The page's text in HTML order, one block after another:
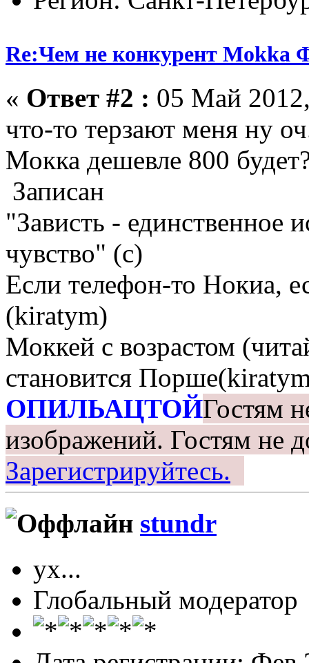
Re:Чем не конкурент Mokka
« Ответ #2 : 05 Май
что-то терзают меня ну
Мокка дешевле 800
Записан
"Зависть - единственное
чувство" (с)
Если телефон-то Нокиа,
(kiratym)
Моккей с возрастом
становится
ОПИЛЬАЦТОЙГостям
изображений. Гостям не
Зарегистрируйтесь.
stundr
ух...
Глобальный модератор